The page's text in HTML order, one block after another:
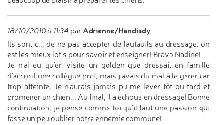
18/10/2010 à 11:34 par Adrienne/Handiady
Ils sont c... de ne pas accepter de fautauils au dressage, on
est les mieux lotis pour savoir et enseigner! Bravo Nadine!
Je n'ai eu qu'en visite un golden que dressait en famille
d'accueil une collègue prof, mais j'avais du mal à le gérer car
trop atteinte. Je n'aurais jamais pu me lever tôt ou tard et
promener un chien... Au final, il a échoué en dressage! Bonne
continuation, je pense comme toi qu'il faut une passion qui
fasse un peu oublier notre ennemie commune!